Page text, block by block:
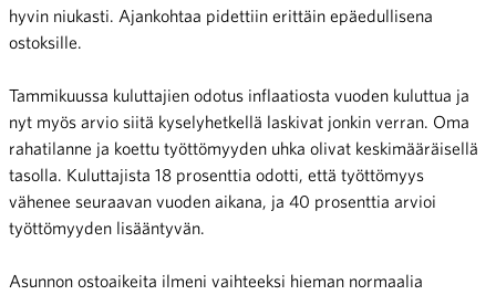
hyvin niukasti. Ajankohtaa pidettiin erittäin epäedullisena
ostoksille.
Tammikuussa kuluttajien odotus inflaatiosta vuoden kuluttua ja
nyt myös arvio siitä kyselyhetkellä laskivat jonkin verran. Oma
rahatilanne ja koettu työttömyyden uhka olivat keskimääräisellä
tasolla. Kuluttajista 18 prosenttia odotti, että työttömyys
vähenee seuraavan vuoden aikana, ja 40 prosenttia arvioi
työttömyyden lisääntyvän.
Asunnon ostoaikeita ilmeni vaihteeksi hieman normaalia